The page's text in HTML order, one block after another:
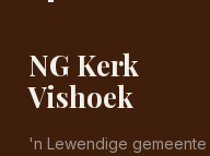
NG Kerk
Vishoek
'n Lewendige